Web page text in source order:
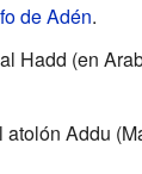
de Adén.
Hadd (en
Addu